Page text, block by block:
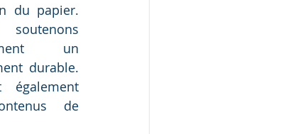
du papier.
un
durable.
de